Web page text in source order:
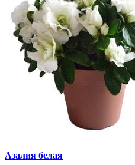
Азалия белая